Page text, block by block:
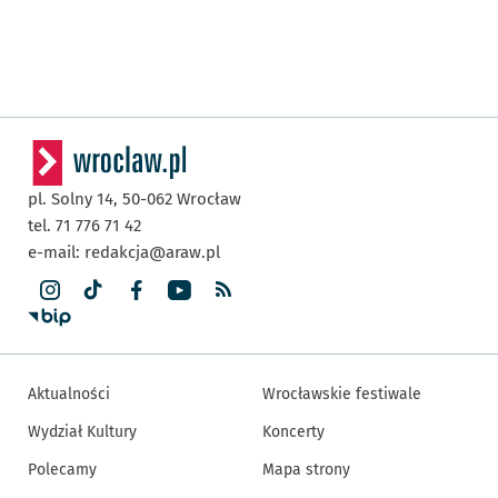
pl. Solny 14, 50-062 Wrocław
tel. 71 776 71 42
e-mail: redakcja@araw.pl
Aktualności
Wydział Kultury
Polecamy
Wrocławskie festiwale
Koncerty
Mapa strony